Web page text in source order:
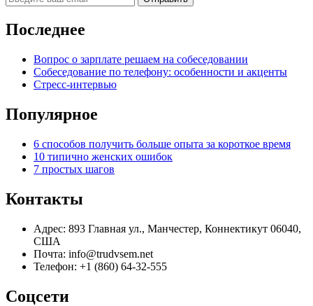
Последнее
Вопрос о зарплате решаем на собеседовании
Собеседование по телефону: особенности и акценты
Стресс-интервью
Популярное
6 способов получить больше опыта за короткое время
10 типично женских ошибок
7 простых шагов
Контакты
Адрес: 893 Главная ул., Манчестер, Коннектикут 06040,
США
Почта: info@trudvsem.net
Телефон: +1 (860) 64-32-555
Соцсети